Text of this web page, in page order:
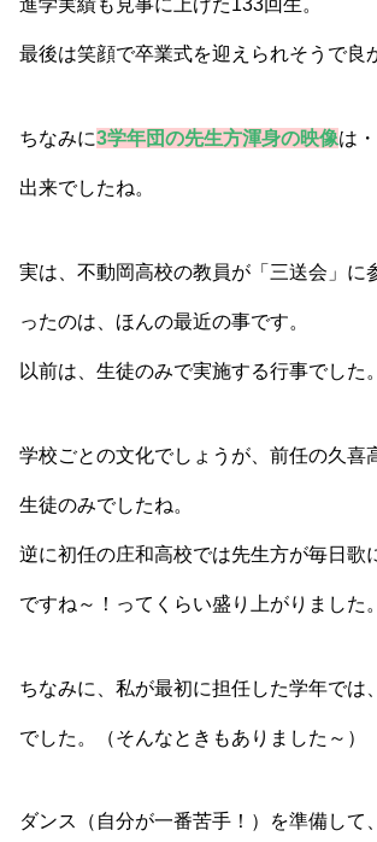
進学実績も見事に上げた133回生。
最後は笑顔で卒業式を迎えられそうで良
ちなみに3学年団の先生方渾身の映像は
出来でしたね。
実は、不動岡高校の教員が「三送会」に
ったのは、ほんの最近の事です。
以前は、生徒のみで実施する行事でした。
学校ごとの文化でしょうが、前任の久喜
生徒のみでしたね。
逆に初任の庄和高校では先生方が毎日歌
ですね～！ってくらい盛り上がりました。
ちなみに、私が最初に担任した学年では
でした。（そんなときもありました～）
ダンス（自分が一番苦手！）を準備して